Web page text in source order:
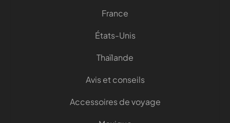
France
États-Unis
Thaïlande
Avis et conseils
Accessoires de voyage